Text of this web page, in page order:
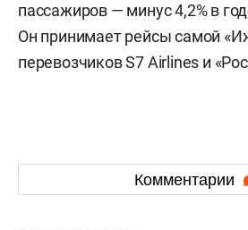
пассажиров — минус 4,2% в
Он принимает рейсы самой
перевозчиков S7 Airlines и
Комментарии